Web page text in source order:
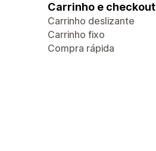
Carrinho e checkout
Carrinho deslizante
Carrinho fixo
Compra rápida